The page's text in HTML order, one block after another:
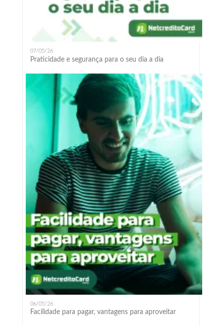
07/05/26
Praticidade e segurança para o seu dia a dia
06/05/26
Facilidade para pagar, vantagens para aproveitar